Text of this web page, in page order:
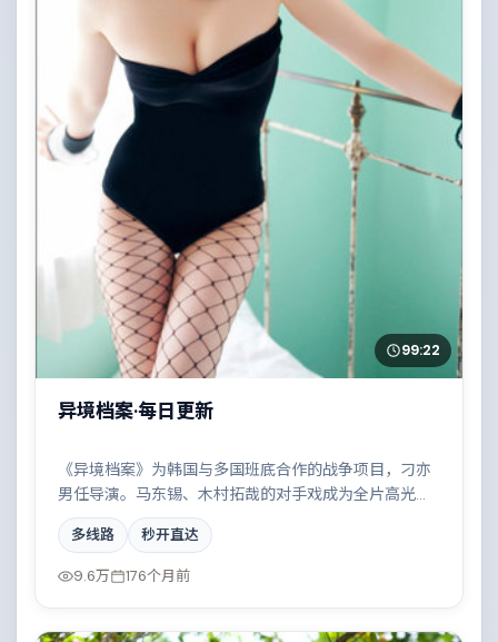
99:22
异境档案·每日更新
《异境档案》为韩国与多国班底合作的战争项目，刁亦
男任导演。马东锡、木村拓哉的对手戏成为全片高光，
边境线上的对峙与谈判扣人心弦。配乐与摄影风格统
一，具备院线质感。
多线路 秒开直达
9.6万 176个月前